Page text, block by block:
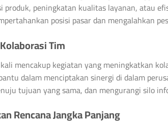
produk, peningkatan kualitas layanan, atau
posisi pasar dan mengalahkan
Tim
mencakup kegiatan yang meningkatkan
dalam menciptakan sinergi di dalam
tujuan yang sama, dan mengurangi silo
Rencana Jangka Panjang